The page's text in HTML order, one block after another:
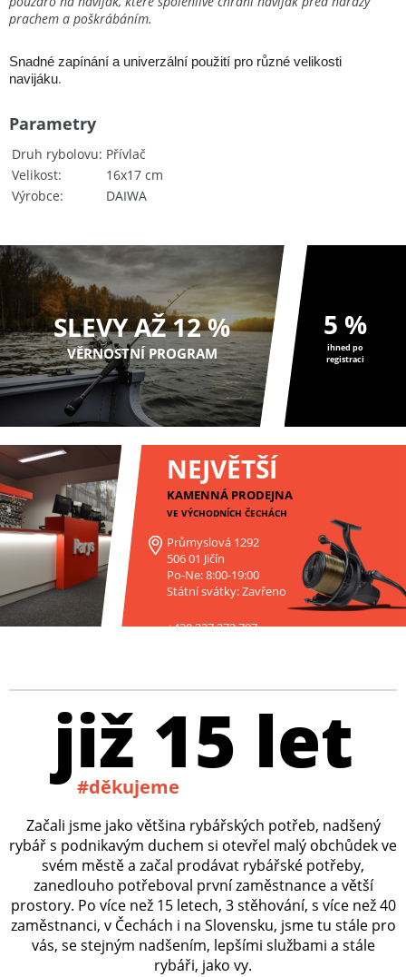
prachem a poškrábáním.
Snadné zapínání a univerzální použití pro různé velikosti
navijáku.
Druh rybolovu Přívlač
Velikost
16x17 cm
Výrobce
DAIWA
Parametry
SLEVY AŽ 12 %
VĚRNOSTNÍ PROGRAM
5 %
ihned po
registraci
NEJVĚTŠÍ
KAMENNÁ PRODEJNA
VE VÝCHODNÍCH ČECHÁCH
Průmyslová 1292
506 01 Jičín
Po-Ne: 8:00-19:00
Státní svátky: Zavřeno
+420 227 272 797
již 15 let
#děkujeme
Začali jsme jako většina rybářských potřeb, nadšený
rybář s podnikavým duchem si otevřel malý obchůdek ve
svém městě a začal prodávat rybářské potřeby,
zanedlouho potřeboval první zaměstnance a větší
prostory. Po více než 15 letech, 3 stěhování, s více než 40
zaměstnanci, v Čechách i na Slovensku, jsme tu stále pro
vás, se stejným nadšením, lepšími službami a stále
rybáři, jako vy.